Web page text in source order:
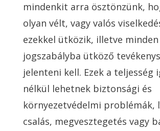
mindenkit arra ösztönzünk,
olyan vélt, vagy valós
ezekkel ütközik, illetve
jogszabályba ütköző
jelenteni kell. Ezek a teljesség
nélkül lehetnek biztonsági és
környezetvédelmi problémák,
csalás, megvesztegetés vagy